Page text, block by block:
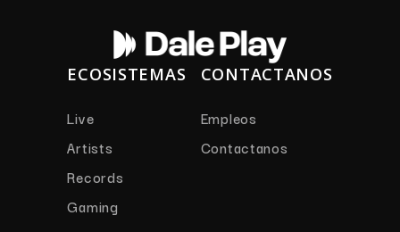
ECOSISTEMAS
Live
Artists
Records
Gaming
CONTACTANOS
Empleos
Contactanos